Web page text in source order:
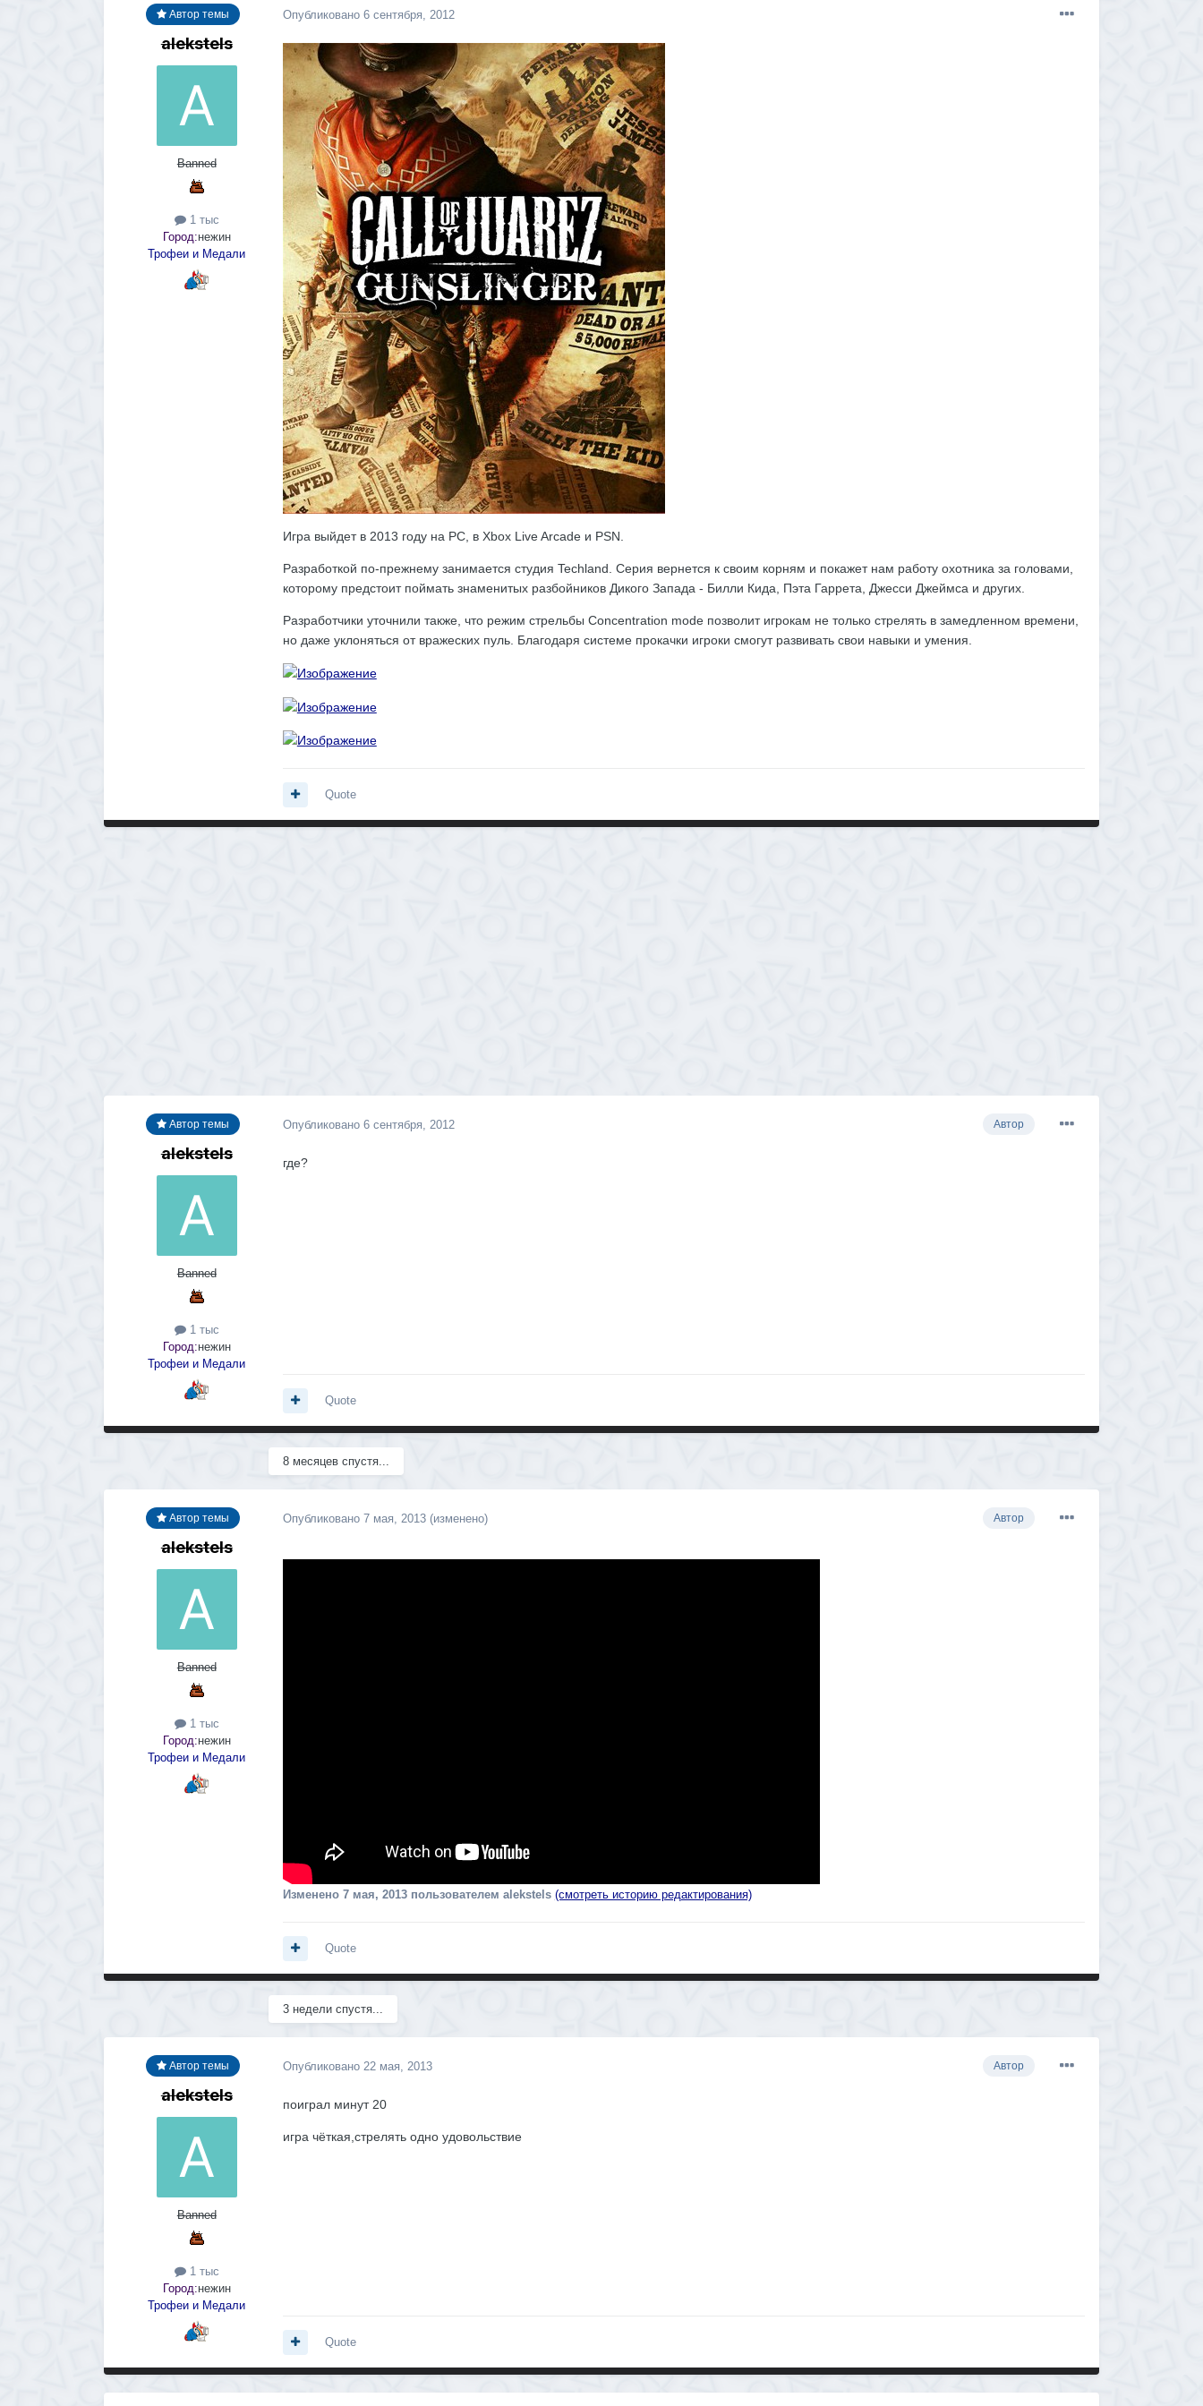
Автор темы
alekstels
Banned
1 тыс
Город:нежин
Трофеи и Медали
Опубликовано 6 сентября, 2012
Игра выйдет в 2013 году на PC, в Xbox Live Arcade и PSN.
Разработкой по-прежнему занимается студия Techland. Серия вернется к своим корням и покажет нам работу охотника за головами,
которому предстоит поймать знаменитых разбойников Дикого Запада - Билли Кида, Пэта Гаррета, Джесси Джеймса и других.
Разработчики уточнили также, что режим стрельбы Concentration mode позволит игрокам не только стрелять в замедленном времени,
но даже уклоняться от вражеских пуль. Благодаря системе прокачки игроки смогут развивать свои навыки и умения.
Quote
Автор темы
alekstels
Banned
1 тыс
Город:нежин
Трофеи и Медали
Автор
Опубликовано 6 сентября, 2012
где?
Quote
8 месяцев спустя...
Автор темы
alekstels
Banned
1 тыс
Город:нежин
Трофеи и Медали
Автор
Опубликовано 7 мая, 2013 (изменено)
Изменено 7 мая, 2013пользователем alekstels (смотреть историю редактирования)
Quote
3 недели спустя...
Автор темы
alekstels
Banned
1 тыс
Город:нежин
Трофеи и Медали
Автор
Опубликовано 22 мая, 2013
поиграл минут 20
игра чёткая,стрелять одно удовольствие
Quote